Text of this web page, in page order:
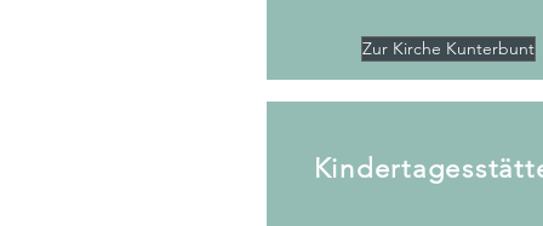
Zur Kirche Kunterbunt